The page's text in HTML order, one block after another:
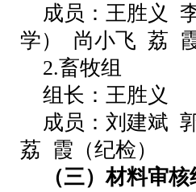
成员：王胜义
学） 尚小飞 荔
2.畜牧组
组长：王胜义
成员：刘建斌
荔 霞（纪检）
（三）材料审核